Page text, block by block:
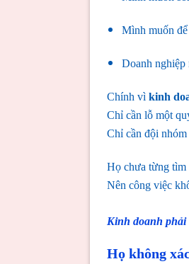
Mình muốn
Doanh nghiệp
Chính vì kinh
Chỉ cần lỗ một
Chỉ cần đội
Họ chưa từng tìm
Nên công việc
Kinh doanh phải
Họ không